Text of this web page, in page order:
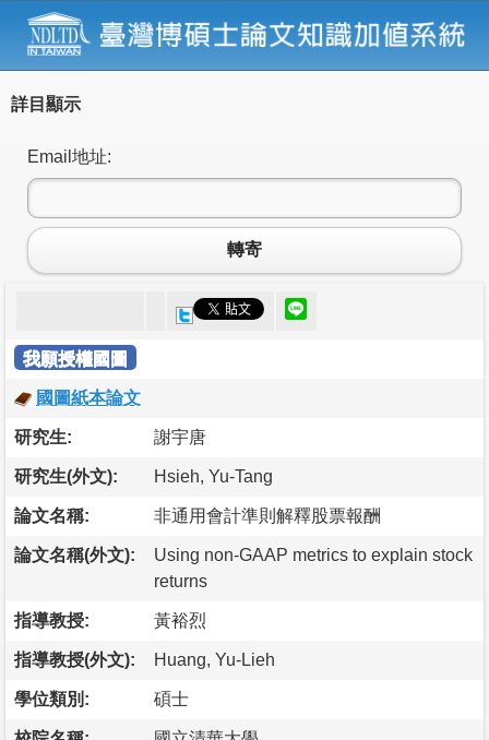
詳目顯示
Email地址:
轉寄
我願授權國圖
國圖紙本論文
研究生: 謝宇唐
研究生(外文): Hsieh, Yu-Tang
論文名稱: 非通用會計準則解釋股票報酬
論文名稱(外文):
Using non-GAAP metrics to explain stock
returns
指導教授: 黃裕烈
指導教授(外文): Huang, Yu-Lieh
學位類別: 碩士